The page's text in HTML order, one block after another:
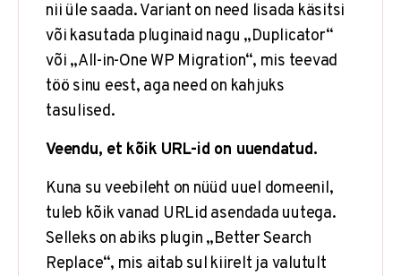
nii üle saada. Variant on need lisada käsitsi
või kasutada pluginaid nagu „Duplicator“
või „All-in-One WP Migration“, mis teevad
töö sinu eest, aga need on kahjuks
tasulised.
Veendu, et kõik URL-id on uuendatud.
Kuna su veebileht on nüüd uuel domeenil,
tuleb kõik vanad URLid asendada uutega.
Selleks on abiks plugin „Better Search
Replace“, mis aitab sul kiirelt ja valutult